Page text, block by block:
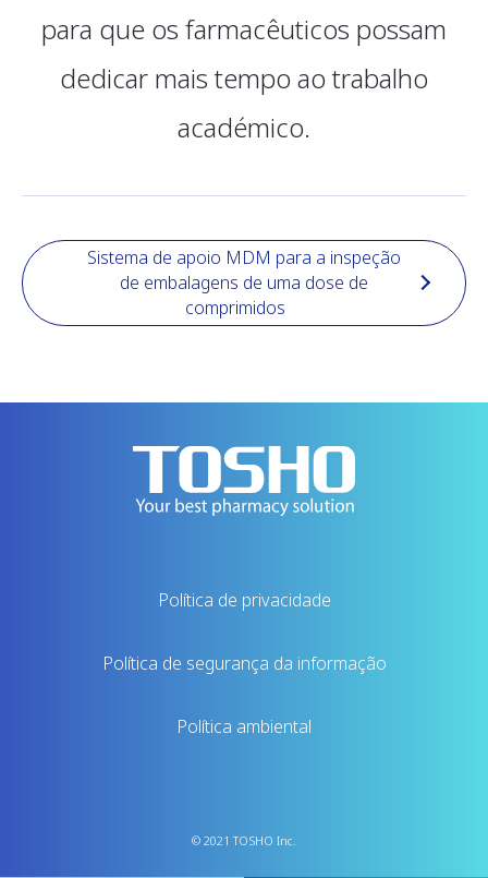
para que os farmacêuticos possam
dedicar mais tempo ao trabalho
académico.
Sistema de apoio MDM para a inspeção
de embalagens de uma dose de
comprimidos
Política de privacidade
Política de segurança da informação
Política ambiental
© 2021 TOSHO Inc.